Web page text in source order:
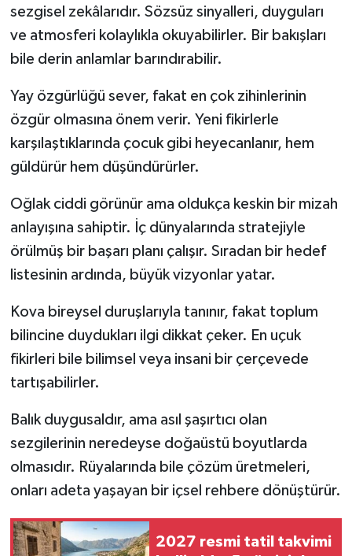
sezgisel zekâlarıdır. Sözsüz sinyalleri, duyguları
ve atmosferi kolaylıkla okuyabilirler. Bir bakışları
bile derin anlamlar barındırabilir.
Yay özgürlüğü sever, fakat en çok zihinlerinin
özgür olmasına önem verir. Yeni fikirlerle
karşılaştıklarında çocuk gibi heyecanlanır, hem
güldürür hem düşündürürler.
Oğlak ciddi görünür ama oldukça keskin bir mizah
anlayışına sahiptir. İç dünyalarında stratejiyle
örülmüş bir başarı planı çalışır. Sıradan bir hedef
listesinin ardında, büyük vizyonlar yatar.
Kova bireysel duruşlarıyla tanınır, fakat toplum
bilincine duydukları ilgi dikkat çeker. En uçuk
fikirleri bile bilimsel veya insani bir çerçevede
tartışabilirler.
Balık duygusaldır, ama asıl şaşırtıcı olan
sezgilerinin neredeyse doğaüstü boyutlarda
olmasıdır. Rüyalarında bile çözüm üretmeleri,
onları adeta yaşayan bir içsel rehbere dönüştürür.
2027 resmi tatil takvimi